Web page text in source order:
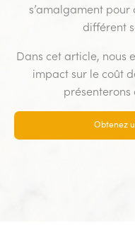
s’amalgament
différent
Dans cet article, nous
impact sur le coût
présenterons
Obtenez